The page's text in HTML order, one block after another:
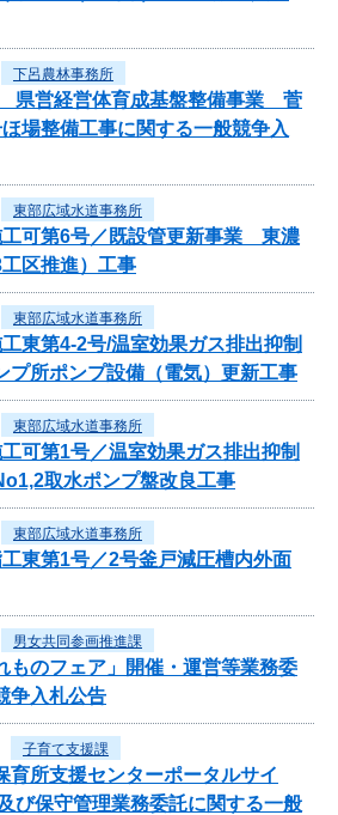
下呂農林事務所
県営経営体育成基盤整備事業 菅
場整備工事に関する一般競争入
東部広域水道事務所
工可第6号／既設管更新事業 東濃
区推進）工事
東部広域水道事務所
工東第4-2号/温室効果ガス排出抑制
所ポンプ設備（電気）更新工事
東部広域水道事務所
工可第1号／温室効果ガス排出抑制
取水ポンプ盤改良工事
東部広域水道事務所
工東第1号／2号釜戸減圧槽内外面
男女共同参画推進課
ものフェア」開催・運営等業務委
争入札公告
子育て支援課
育所支援センターポータルサイ
び保守管理業務委託に関する一般